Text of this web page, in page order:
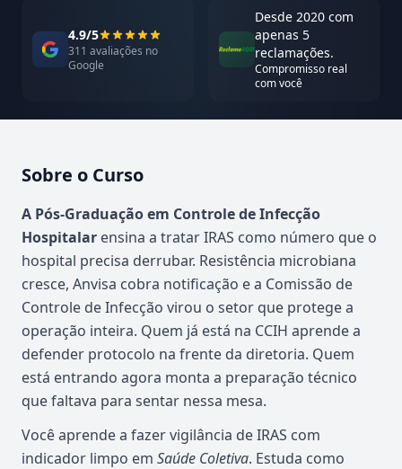
4.9/5
311 avaliações no
Google
Desde 2020 com
apenas 5
reclamações.
Compromisso real
com você
Sobre o Curso
Atualizado em abril de 2026
A Pós-Graduação em Controle de Infecção
Hospitalar ensina a tratar IRAS como número que o
hospital precisa derrubar. Resistência microbiana
cresce, Anvisa cobra notificação e a Comissão de
Controle de Infecção virou o setor que protege a
operação inteira. Quem já está na CCIH aprende a
defender protocolo na frente da diretoria. Quem
está entrando agora monta a preparação técnico
que faltava para sentar nessa mesa.
Você aprende a fazer vigilância de IRAS com
indicador limpo em Saúde Coletiva. Estuda como